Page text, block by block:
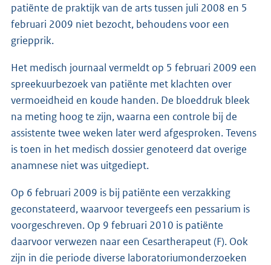
patiënte de praktijk van de arts tussen juli 2008 en 5
februari 2009 niet bezocht, behoudens voor een
griepprik.
Het medisch journaal vermeldt op 5 februari 2009 een
spreekuurbezoek van patiënte met klachten over
vermoeidheid en koude handen. De bloeddruk bleek
na meting hoog te zijn, waarna een controle bij de
assistente twee weken later werd afgesproken. Tevens
is toen in het medisch dossier genoteerd dat overige
anamnese niet was uitgediept.
Op 6 februari 2009 is bij patiënte een verzakking
geconstateerd, waarvoor tevergeefs een pessarium is
voorgeschreven. Op 9 februari 2010 is patiënte
daarvoor verwezen naar een Cesartherapeut (F). Ook
zijn in die periode diverse laboratoriumonderzoeken